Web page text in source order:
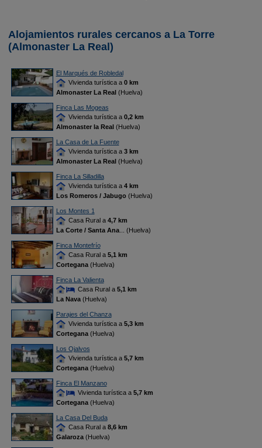
Alojamientos rurales cercanos a La Torre
(Almonaster La Real)
El Marqués de Robledal
Vivienda turística a 0 km
Almonaster La Real(Huelva)
Finca Las Mogeas
Vivienda turística a 0,2 km
Almonaster la Real(Huelva)
La Casa de La Fuente
Vivienda turística a 3 km
Almonaster La Real(Huelva)
Finca La Silladilla
Vivienda turística a 4 km
Los Romeros / Jabugo(Huelva)
Los Montes 1
Casa Rural a 4,7 km
La Corte / Santa Ana... (Huelva)
Finca Montefrío
Casa Rural a 5,1 km
Cortegana(Huelva)
Finca La Valienta
Casa Rural a 5,1 km
La Nava(Huelva)
Parajes del Chanza
Vivienda turística a 5,3 km
Cortegana(Huelva)
Los Ojalvos
Vivienda turística a 5,7 km
Cortegana(Huelva)
Finca El Manzano
Vivienda turística a 5,7 km
Cortegana(Huelva)
La Casa Del Buda
Casa Rural a 8,6 km
Galaroza(Huelva)